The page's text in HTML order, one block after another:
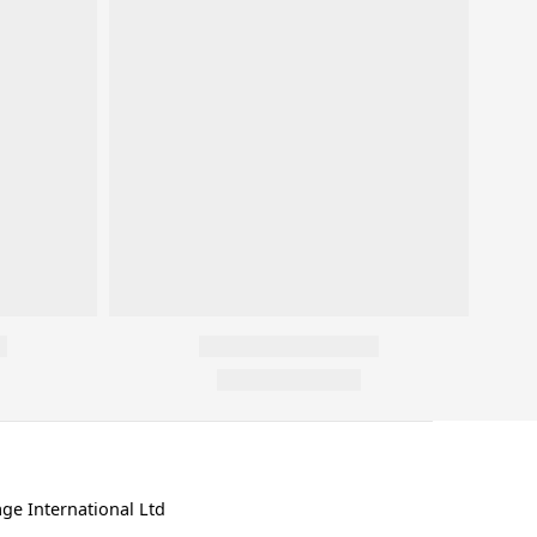
International Ltd